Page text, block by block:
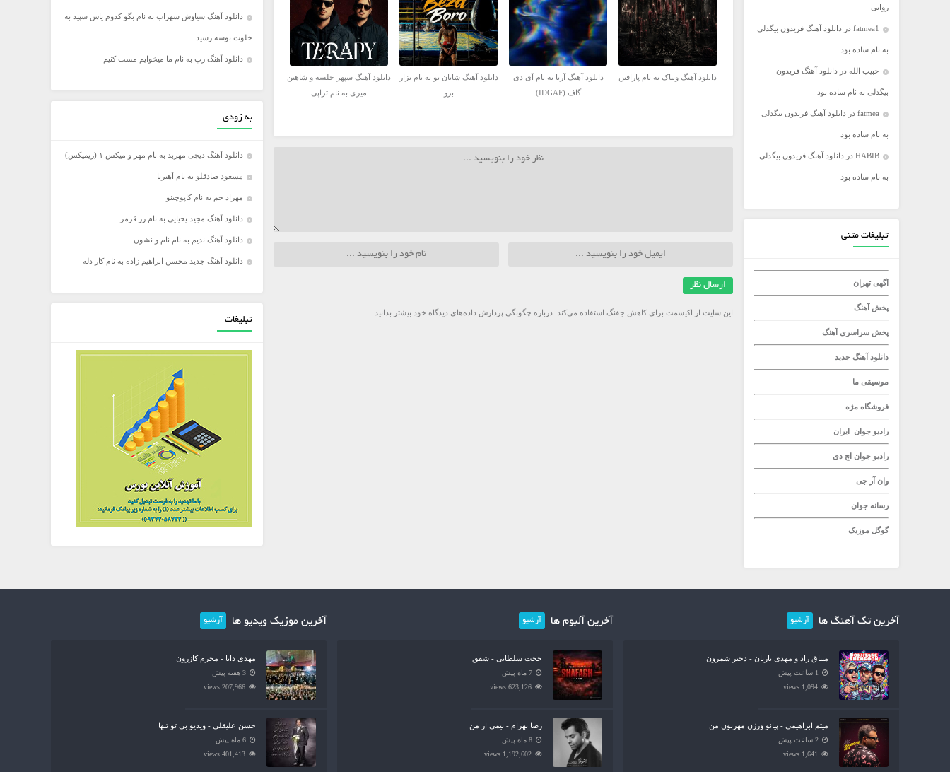
محمد رضا گلزار
محمد علیزاده
مرتضی اشرفی
مرتضی سرمدی
مهدی جهانی
مهدی یغمایی
میثم ابراهیمی
میلاد راستاد
روانی
fatmea1 در دانلود آهنگ فریدون بیگدلی
به نام ساده بود
حبیب الله در دانلود آهنگ فریدون
بیگدلی به نام ساده بود
fatmea در دانلود آهنگ فریدون بیگدلی
به نام ساده بود
HABIB در دانلود آهنگ فریدون بیگدلی
به نام ساده بود
تبلیغات متنی
آگهی تهران
پخش آهنگ
پخش سراسری آهنگ
دانلود آهنگ جدید
موسیقی ما
فروشگاه مژه
رادیو جوان ایران
رادیو جوان اچ دی
وان آر جی
رسانه جوان
گوگل موزیک
دانلود آهنگ ویناک به نام پارافین
دانلود آهنگ آرتا به نام آی دی
گاف (IDGAF)
دانلود آهنگ شایان یو به نام بزار
برو
دانلود آهنگ سپهر خلسه و شاهین
میری به نام تراپی
این سایت از اکیسمت برای کاهش جفنگ استفاده می‌کند. درباره چگونگی پردازش داده‌های دیدگاه خود بیشتر بدانید.
دانلود آهنگ سیاوش سهراب به نام بگو کدوم یاس سپید به
خلوت بوسه رسید
دانلود آهنگ رپ به نام ما میخوایم مست کنیم
به زودی
دانلود آهنگ دیجی مهربد به نام مهر و میکس ۱ (ریمیکس)
مسعود صادقلو به نام آهنربا
مهراد جم به نام کاپوچینو
دانلود آهنگ مجید یحیایی به نام رز قرمز
دانلود آهنگ ندیم به نام نام و نشون
دانلود آهنگ جدید محسن ابراهیم زاده به نام کار دله
تبلیغات
آخرین تک آهنگ ها آرشیو
میثاق راد و مهدی یاریان - دختر شمرون
1 ساعت پیش
1,094 views
میثم ابراهیمی - پیانو ورژن مهربون من
2 ساعت پیش
1,641 views
آخرین آلبوم ها آرشیو
حجت سلطانی - شفق
7 ماه پیش
623,126 views
رضا بهرام - نیمی از من
8 ماه پیش
1,192,602 views
آخرین موزیک ویدیو ها آرشیو
مهدی دانا - محرم کازرون
3 هفته پیش
207,966 views
حسن علیقلی - ویدیو بی تو تنها
6 ماه پیش
401,413 views